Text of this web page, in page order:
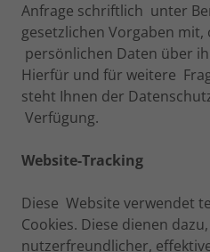
Anfrage schriftlich unter
gesetzlichen Vorgaben mit,
persönlichen Daten über
Hierfür und für weitere
steht Ihnen der
Verfügung.
Website-Tracking
Diese Website verwendet
Cookies. Diese dienen
nutzerfreundlicher,